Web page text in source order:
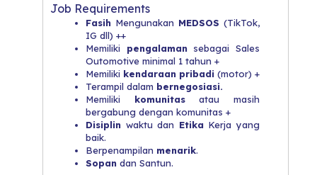
Job Requirements
Fasih Mengunakan MEDSOS (TikTok,
IG dll) ++
Memiliki pengalaman sebagai Sales
Outomotive minimal 1 tahun +
Memiliki kendaraan pribadi (motor) +
Terampil dalam bernegosiasi.
Memiliki komunitasatau masih
bergabung dengan komunitas +
Disiplin waktu dan Etika Kerja yang
baik.
Berpenampilan menarik.
Sopan dan Santun.